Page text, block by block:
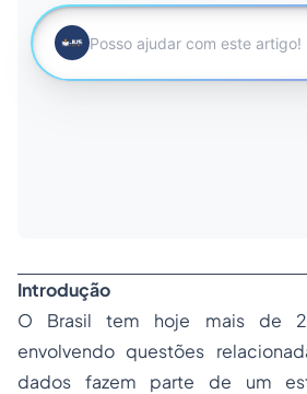
Introdução
O Brasil tem hoje mais de
envolvendo questões
dados fazem parte de um